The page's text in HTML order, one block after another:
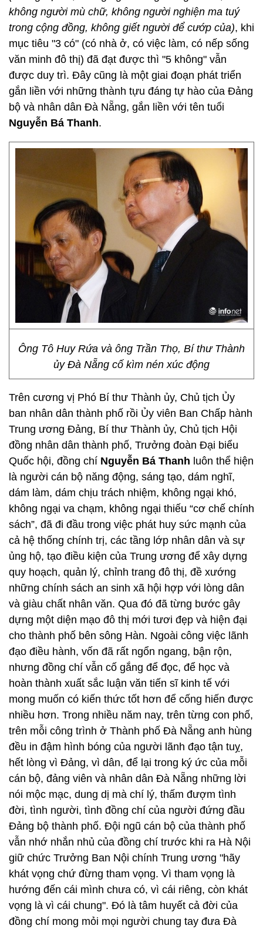
không người mù chữ, không người nghiện ma tuý
trong cộng đồng, không giết người để cướp của), khi
mục tiêu "3 có" (có nhà ở, có việc làm, có nếp sống
văn minh đô thị) đã đạt được thì "5 không" vẫn
được duy trì. Đây cũng là một giai đoạn phát triển
gắn liền với những thành tựu đáng tự hào của Đảng
bộ và nhân dân Đà Nẵng, gắn liền với tên tuổi
Nguyễn Bá Thanh.
Ông Tô Huy Rứa và ông Trần Thọ, Bí thư Thành
ủy Đà Nẵng cố kìm nén xúc động
Trên cương vị Phó Bí thư Thành ủy, Chủ tịch Ủy
ban nhân dân thành phố rồi Ủy viên Ban Chấp hành
Trung ương Đảng, Bí thư Thành ủy, Chủ tịch Hội
đồng nhân dân thành phố, Trưởng đoàn Đại biểu
Quốc hội, đồng chí Nguyễn Bá Thanh luôn thể hiện
là người cán bộ năng động, sáng tạo, dám nghĩ,
dám làm, dám chịu trách nhiệm, không ngại khó,
không ngại va chạm, không ngại thiếu “cơ chế chính
sách”, đã đi đầu trong việc phát huy sức mạnh của
cả hệ thống chính trị, các tầng lớp nhân dân và sự
ủng hộ, tạo điều kiện của Trung ương để xây dựng
quy hoạch, quản lý, chỉnh trang đô thị, đề xướng
những chính sách an sinh xã hội hợp với lòng dân
và giàu chất nhân văn. Qua đó đã từng bước gây
dựng một diện mạo đô thị mới tươi đẹp và hiện đại
cho thành phố bên sông Hàn. Ngoài công việc lãnh
đạo điều hành, vốn đã rất ngổn ngang, bận rộn,
nhưng đồng chí vẫn cố gắng để đọc, để học và
hoàn thành xuất sắc luận văn tiến sĩ kinh tế với
mong muốn có kiến thức tốt hơn để cống hiến được
nhiều hơn. Trong nhiều năm nay, trên từng con phố,
trên mỗi công trình ở Thành phố Đà Nẵng anh hùng
đều in đậm hình bóng của người lãnh đạo tận tuỵ,
hết lòng vì Đảng, vì dân, để lại trong ký ức của mỗi
cán bộ, đảng viên và nhân dân Đà Nẵng những lời
nói mộc mạc, dung dị mà chí lý, thấm đượm tình
đời, tình người, tình đồng chí của người đứng đầu
Đảng bộ thành phố. Đội ngũ cán bộ của thành phố
vẫn nhớ nhắn nhủ của đồng chí trước khi ra Hà Nội
giữ chức Trưởng Ban Nội chính Trung ương "hãy
khát vọng chứ đừng tham vọng. Vì tham vọng là
hướng đến cái mình chưa có, vì cái riêng, còn khát
vọng là vì cái chung". Đó là tâm huyết cả đời của
đồng chí mong mỏi mọi người chung tay đưa Đà